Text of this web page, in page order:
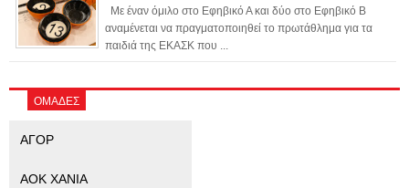
Με έναν όμιλο στο Εφηβικό Α και δύο στο Εφηβικό Β
αναμένεται να πραγματοποιηθεί το πρωτάθλημα για τα
παιδιά της ΕΚΑΣΚ που ...
ΟΜΑΔΕΣ
ΑΓΟΡ
ΑΟΚ ΧΑΝΙΑ